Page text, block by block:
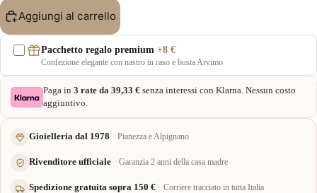
Aggiungi al carrello
Pacchetto regalo premium +8 €
Confezione elegante con nastro in raso e busta Arvimo
Paga in 3 rate da 39,33 € senza interessi con Klarna. Nessun costo
aggiuntivo.
Gioielleria dal 1978 Pianezza e Alpignano
Rivenditore ufficiale Garanzia 2 anni della casa madre
Spedizione gratuita sopra 150 € Corriere tracciato in tutta Italia